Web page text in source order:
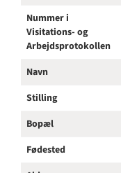
Nummer i
Visitations- og
Arbejdsprotokollen
Navn
Stilling
Bopæl
Fødested